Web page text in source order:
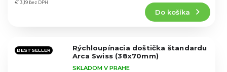
produktu
hviezdičiek.
€13,19 bez DPH
Do košíka
BESTSELLER
Rýchloupínacia doštička štandardu
Arca Swiss (38x70mm)
SKLADOM V PRAHE